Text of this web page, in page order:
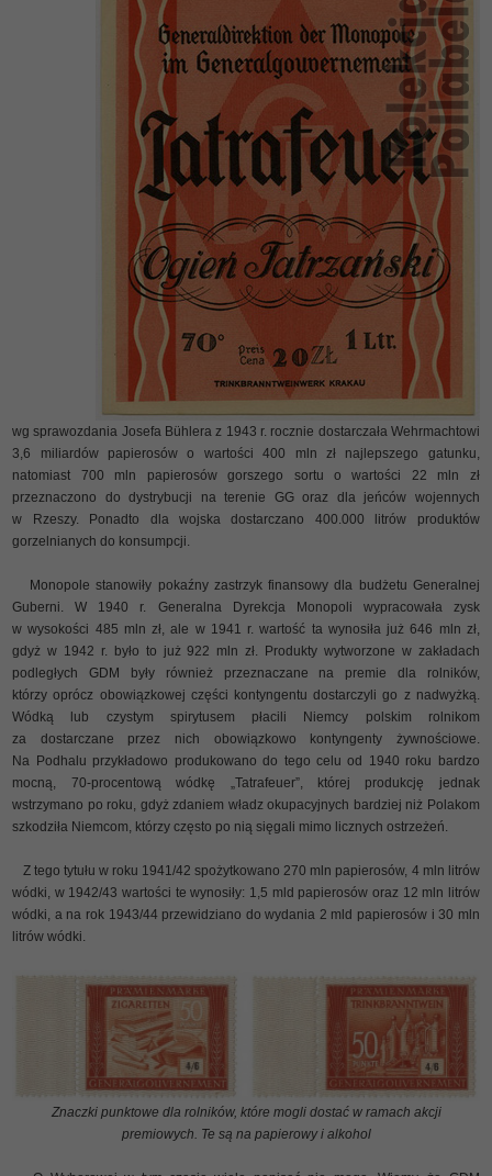
wg sprawozdania Josefa Bühlera z 1943 r. rocznie dostarczała Wehrmachtowi
3,6 miliardów papierosów o wartości 400 mln zł najlepszego gatunku,
natomiast 700 mln papierosów gorszego sortu o wartości 22 mln zł
przeznaczono do dystrybucji na terenie GG oraz dla jeńców wojennych
w Rzeszy. Ponadto dla wojska dostarczano 400.000 litrów produktów
gorzelnianych do konsumpcji.
Monopole stanowiły pokaźny zastrzyk finansowy dla budżetu Generalnej
Guberni. W 1940 r. Generalna Dyrekcja Monopoli wypracowała zysk
w wysokości 485 mln zł, ale w 1941 r. wartość ta wynosiła już 646 mln zł,
gdyż w 1942 r. było to już 922 mln zł. Produkty wytworzone w zakładach
podległych GDM były również przeznaczane na premie dla rolników,
którzy oprócz obowiązkowej części kontyngentu dostarczyli go z nadwyżką.
Wódką lub czystym spirytusem płacili Niemcy polskim rolnikom
za dostarczane przez nich obowiązkowo kontyngenty żywnościowe.
Na Podhalu przykładowo produkowano do tego celu od 1940 roku bardzo
mocną, 70-procentową wódkę „Tatrafeuer”, której produkcję jednak
wstrzymano po roku, gdyż zdaniem władz okupacyjnych bardziej niż Polakom
szkodziła Niemcom, którzy często po nią sięgali mimo licznych ostrzeżeń.
Z tego tytułu w roku 1941/42 spożytkowano 270 mln papierosów, 4 mln litrów
wódki, w 1942/43 wartości te wynosiły: 1,5 mld papierosów oraz 12 mln litrów
wódki, a na rok 1943/44 przewidziano do wydania 2 mld papierosów i 30 mln
litrów wódki.
Znaczki punktowe dla rolników, które mogli dostać w ramach akcji
premiowych. Te są na papierowy i alkohol